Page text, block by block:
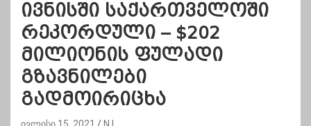
ივნისში საქართველოში
რეკორდული – $202
მილიონის ფულადი
გზავნილები
გადმოირიცხა